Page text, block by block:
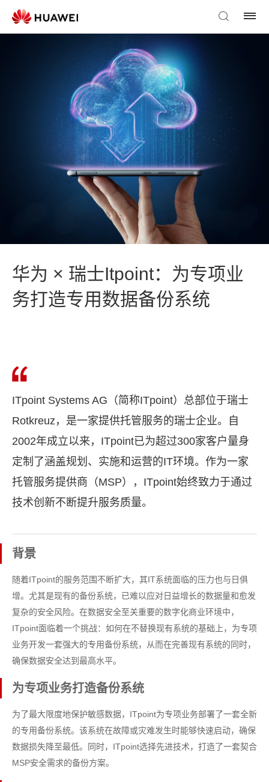
华为 × 瑞士Itpoint：为专项业
务打造专用数据备份系统
ITpoint Systems AG（简称ITpoint）总部位于瑞士
Rotkreuz，是一家提供托管服务的瑞士企业。自
2002年成立以来，ITpoint已为超过300家客户量身
定制了涵盖规划、实施和运营的IT环境。作为一家
托管服务提供商（MSP），ITpoint始终致力于通过
技术创新不断提升服务质量。
背景
随着ITpoint的服务范围不断扩大，其IT系统面临的压力也与日俱
增。尤其是现有的备份系统，已难以应对日益增长的数据量和愈发
复杂的安全风险。在数据安全至关重要的数字化商业环境中，
ITpoint面临着一个挑战：如何在不替换现有系统的基础上，为专项
业务开发一套强大的专用备份系统，从而在完善现有系统的同时，
确保数据安全达到最高水平。
为专项业务打造备份系统
为了最大限度地保护敏感数据，ITpoint为专项业务部署了一套全新
的专用备份系统。该系统在故障或灾难发生时能够快速启动，确保
数据损失降至最低。同时，ITpoint选择先进技术，打造了一套契合
MSP安全需求的备份方案。